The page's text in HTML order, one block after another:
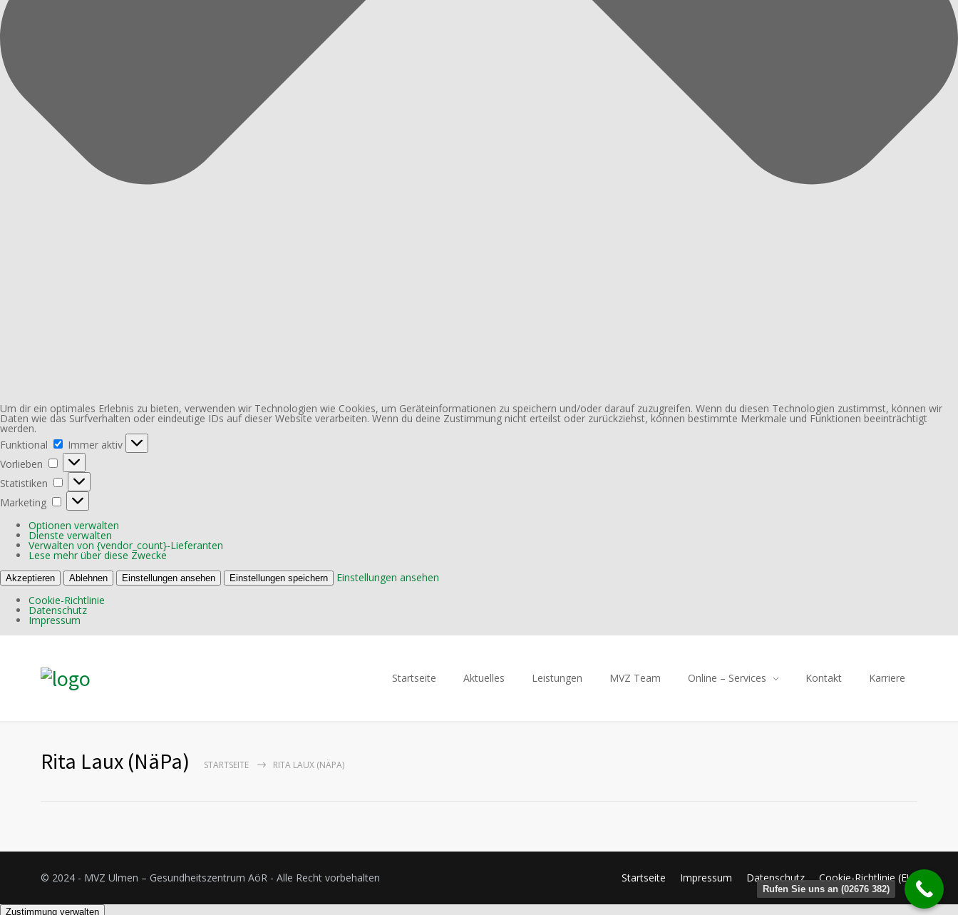
Um dir ein optimales Erlebnis zu bieten, verwenden wir Technologien wie Cookies, um Geräteinformationen zu speichern und/oder darauf zuzugreifen. Wenn du diesen Technologien zustimmst, können wir
Daten wie das Surfverhalten oder eindeutige IDs auf dieser Website verarbeiten. Wenn du deine Zustimmung nicht erteilst oder zurückziehst, können bestimmte Merkmale und Funktionen beeinträchtigt
werden.
Funktional
Funktional
Immer aktiv
Vorlieben
Vorlieben
Statistiken
Statistiken
Marketing
Marketing
Optionen verwalten
Dienste verwalten
Verwalten von {vendor_count}-Lieferanten
Lese mehr über diese Zwecke
Akzeptieren Ablehnen Einstellungen ansehen Einstellungen speichern
Einstellungen ansehen
Cookie-Richtlinie
Datenschutz
Impressum
Startseite Aktuelles Leistungen MVZ Team Online – Services Kontakt Karriere
Rita Laux (NäPa) STARTSEITE RITA LAUX (NÄPA)
© 2024 - MVZ Ulmen – Gesundheitszentrum AöR - Alle Recht vorbehalten Startseite Impressum Datenschutz Cookie-Richtlinie (EU)
Zustimmung verwalten
Rufen Sie uns an (02676 382)